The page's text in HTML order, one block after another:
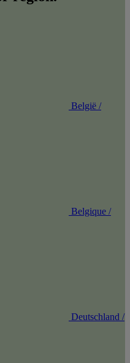
België /
Belgique /
Deutschland /